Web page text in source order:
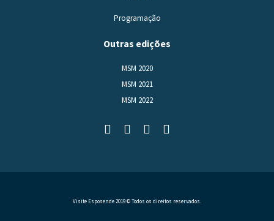
Programação
Outras edições
MSM 2020
MSM 2021
MSM 2022
Visite Esposende 2019 © Todos os direitos reservados.